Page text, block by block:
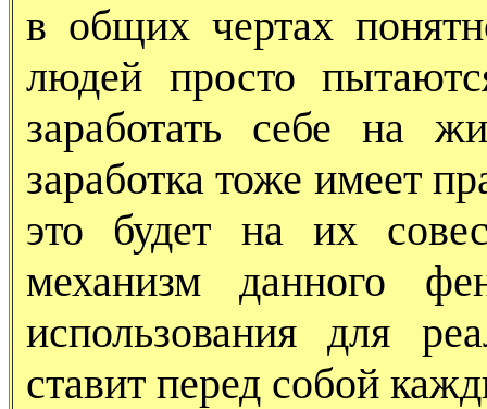
в общих чертах
людей просто
заработать себе на
заработка тоже имеет
это будет на их
механизм данного
использования для
ставит перед собой